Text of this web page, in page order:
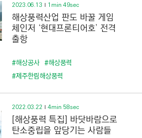
2023.06.13 1min 49sec
해상풍력산업 판도 바꿀 게임
체인저 ‘현대프론티어호’ 전격
출항
#해상공사 #해상풍력
#제주한림해상풍력
2022.03.22 4min 58sec
[해상풍력 특집] 바닷바람으로
탄소중립을 앞당기는 사람들